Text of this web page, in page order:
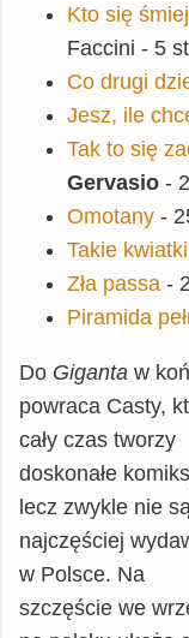
Kto się
Faccini - 5
Co drugi
Jesz, ile
Tak to się
Gervasio -
Omotany -
Takie kwiatki
Zła passa -
Piramida
Do Giganta w
powraca Casty,
cały czas tworzy
doskonałe
lecz zwykle nie
najczęściej
w Polsce. Na
szczęście we